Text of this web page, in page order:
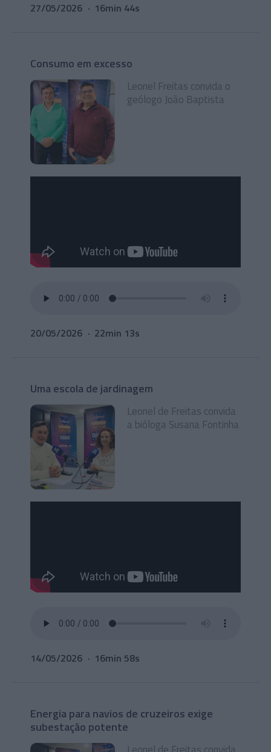
27/05/2026 16min 44s
Consumo em excesso
Leonel Freitas convida o
geólogo João Baptista
20/05/2026 22min 13s
Uma escola de jardinagem
Leonel de Freitas convida
a bióloga Susana Fontinha
14/05/2026 16min 58s
Energia para navios de cruzeiros exige
subestação potente